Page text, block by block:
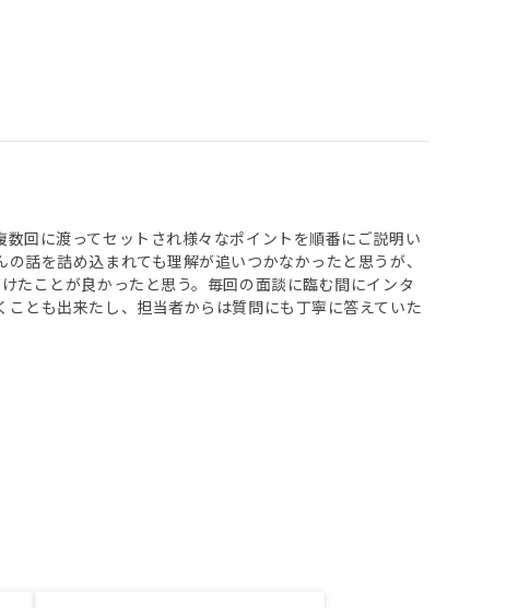
回に渡ってセットされ様々なポイントを順番にご説明い
話を詰め込まれても理解が追いつかなかったと思うが、
たことが良かったと思う。毎回の面談に臨む間にインタ
とも出来たし、担当者からは質問にも丁寧に答えていた